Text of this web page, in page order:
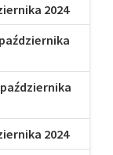
2024
2024